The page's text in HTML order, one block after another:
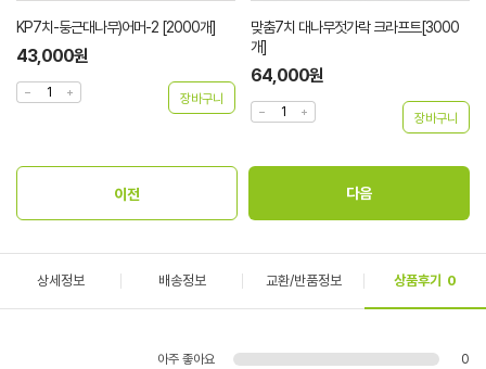
KP7치-둥근대나무)어머-2 [2000개]
43,000원
맞춤7치 대나무젓가락 크라프트[3000
개]
64,000원
상세정보 배송정보 교환/반품정보 상품후기 0
아주 좋아요
0